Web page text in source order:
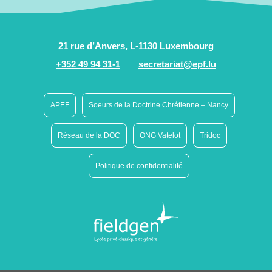
21 rue d’Anvers, L-1130 Luxembourg
+352 49 94 31-1
secretariat@epf.lu
APEF Soeurs de la Doctrine Chrétienne – Nancy
Réseau de la DOC ONG Vatelot Tridoc
Politique de confidentialité